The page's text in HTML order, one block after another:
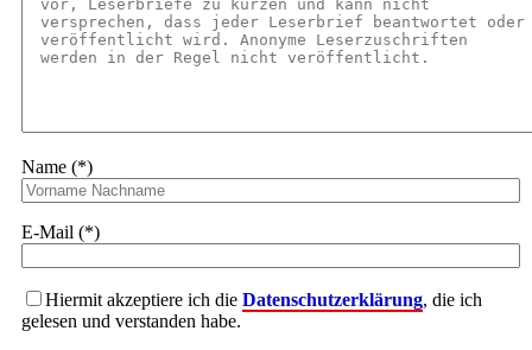
Name (*)
E-Mail (*)
Hiermit akzeptiere ich die Datenschutzerklärung, die ich
gelesen und verstanden habe.